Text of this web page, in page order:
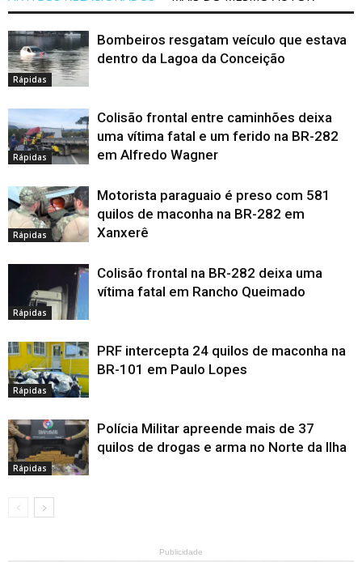
Rápidas
Bombeiros resgatam veículo que estava
dentro da Lagoa da Conceição
Rápidas
Colisão frontal entre caminhões deixa
uma vítima fatal e um ferido na BR-282
em Alfredo Wagner
Rápidas
Motorista paraguaio é preso com 581
quilos de maconha na BR-282 em
Xanxerê
Rápidas
Colisão frontal na BR-282 deixa uma
vítima fatal em Rancho Queimado
Rápidas
PRF intercepta 24 quilos de maconha na
BR-101 em Paulo Lopes
Rápidas
Polícia Militar apreende mais de 37
quilos de drogas e arma no Norte da Ilha
Publicidade